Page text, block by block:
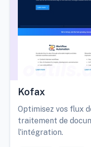
Kofax
Optimisez vos flux
traitement de
l'intégration.